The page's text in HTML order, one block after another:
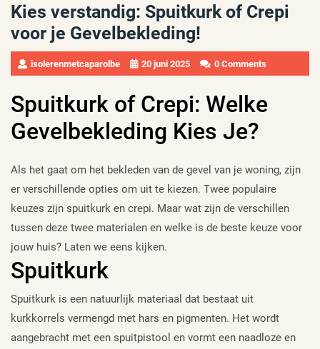
Kies verstandig: Spuitkurk of Crepi
voor je Gevelbekleding!
isolerenmetcaparolbe 20 juni 2025 0 Comments
Spuitkurk of Crepi: Welke
Gevelbekleding Kies Je?
Als het gaat om het bekleden van de gevel van je woning, zijn
er verschillende opties om uit te kiezen. Twee populaire
keuzes zijn spuitkurk en crepi. Maar wat zijn de verschillen
tussen deze twee materialen en welke is de beste keuze voor
jouw huis? Laten we eens kijken.
Spuitkurk
Spuitkurk is een natuurlijk materiaal dat bestaat uit
kurkkorrels vermengd met hars en pigmenten. Het wordt
aangebracht met een spuitpistool en vormt een naadloze en